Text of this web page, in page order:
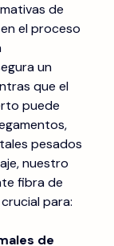
de
el proceso
un
que el
puede
pesados
nuestro
fibra de
para:
de